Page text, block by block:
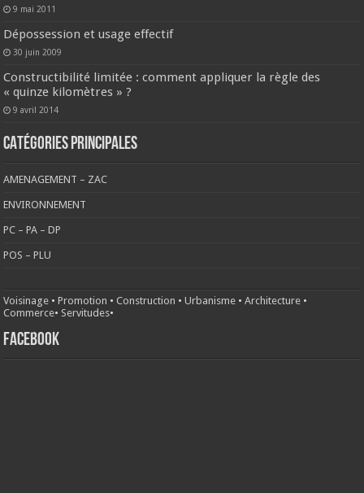
9 mai 2011
Dépossession et usage effectif
30 juin 2009
Constructibilité limitée : comment appliquer la règle des
« quinze kilomètres » ?
9 avril 2014
CATÉGORIES PRINCIPALES
AMENAGEMENT – ZAC
ENVIRONNEMENT
PC – PA – DP
POS – PLU
Voisinage •Promotion •Construction •Urbanisme •Architecture •
Commerce• Servitudes•
FACEBOOK